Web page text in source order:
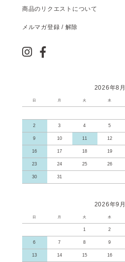
商品のリクエストについて
メルマガ登録 / 解除
2026年8月
日 月 火 水
2 3 4 5
9 10 11 12
16 17 18 19
23 24 25 26
30 31
2026年9月
日 月 火 水
1 2
6 7 8 9
13 14 15 16